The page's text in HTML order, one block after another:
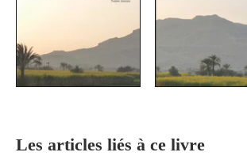
Les articles liés à ce livre